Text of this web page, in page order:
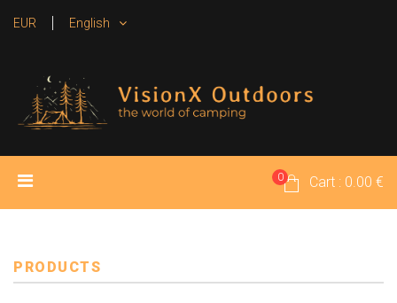
EUR English
HOME 0 Cart : 0.00 €
PRODUCTS